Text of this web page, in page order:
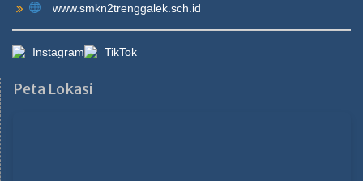
www.smkn2trenggalek.sch.id
Instagram TikTok
Peta Lokasi